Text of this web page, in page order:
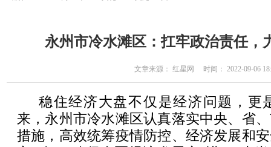
永州市冷水滩区：扛牢政治责任，
文章来源： 红星网 时间： 2022-09-06
稳住经济大盘不仅是经济问题，更
来，永州市冷水滩区认真落实中央、省
措施，高效统筹疫情防控、经济发展和